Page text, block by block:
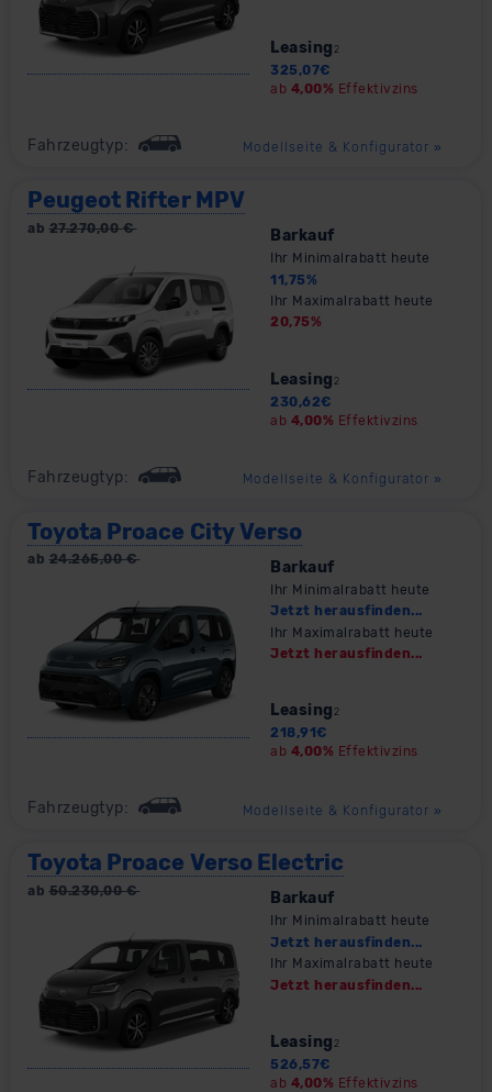
Leasing 2
325,07€
ab 4,00% Effektivzins
Fahrzeugtyp: Modellseite & Konfigurator »
Peugeot Rifter MPV
ab 27.270,00€ Barkauf
Ihr Minimalrabatt heute
11,75%
Ihr Maximalrabatt heute
20,75%
Leasing 2
230,62€
ab 4,00% Effektivzins
Fahrzeugtyp: Modellseite & Konfigurator »
Toyota Proace City Verso
ab 24.265,00€ Barkauf
Ihr Minimalrabatt heute
Jetzt herausfinden...
Ihr Maximalrabatt heute
Jetzt herausfinden...
Leasing 2
218,91 €
ab 4,00% Effektivzins
Fahrzeugtyp: Modellseite & Konfigurator »
Toyota Proace Verso Electric
ab 50.230,00€ Barkauf
Ihr Minimalrabatt heute
Jetzt herausfinden...
Ihr Maximalrabatt heute
Jetzt herausfinden...
Leasing 2
526,57€
ab 4,00% Effektivzins